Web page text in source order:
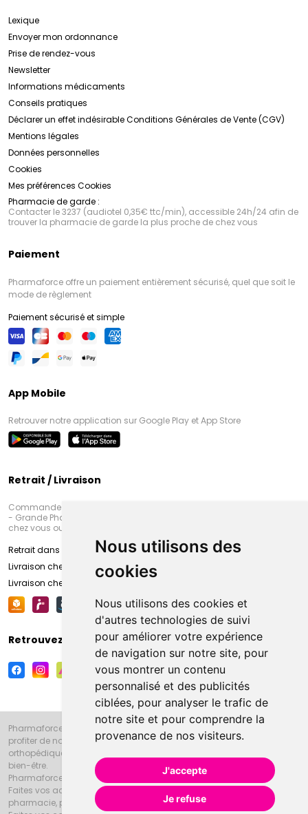
Nous utilisons des
cookies
Nous utilisons des cookies et
d'autres technologies de suivi
pour améliorer votre expérience
de navigation sur notre site, pour
vous montrer un contenu
personnalisé et des publicités
ciblées, pour analyser le trafic de
notre site et pour comprendre la
provenance de nos visiteurs.
J'accepte
Je refuse
Lexique
Envoyer mon ordonnance
Prise de rendez-vous
Newsletter
Informations médicaments
Conseils pratiques
Déclarer un effet indésirableConditions Générales de Vente (CGV)
Mentions légales
Données personnelles
Cookies
Mes préférences Cookies
Pharmacie de garde :
Contacter le 3237 (audiotel 0,35€ ttc/min), accessible 24h/24 afin de
trouver la pharmacie de garde la plus proche de chez vous
Paiement
Pharmaforce offre un paiement entièrement sécurisé, quel que soit le
mode de règlement
Paiement sécurisé et simple
App Mobile
Retrouver notre application sur Google Play et App Store
Retrait / Livraison
Commandez en ligne et venez chercher votre commande à Amiens
- Grande Pharmacie d’Amiens (Fachon) ou recevez-là rapidement
chez vous ou en point retrait
Retrait dans la pharmacie d’Amiens
Livraison chez vous
Livraison chez votre commerçant
Retrouvez-nous sur vos réseaux sociaux
Pharmaforce.fr et la Grande Pharmacie d’Amiens vous souhaitent de
profiter de notre accueil, de nos conseils pharmaceutiques,
orthopédiques, homéopathiques, parapharmaceutiques, beauté et
bien-être.
Pharmaforce.fr est le site internet de la Grande Pharmacie d’Amiens.
Faites vos achats en ligne grâce à un choix de 20000 références en
pharmacie, parapharmacie, diététique et animaux (vétérinaire).